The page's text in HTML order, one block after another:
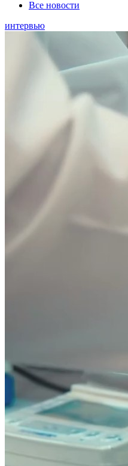
Все новости
интервью